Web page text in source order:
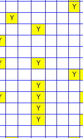
Y
Y
Y
Y
Y
Y
Y
Y
Y